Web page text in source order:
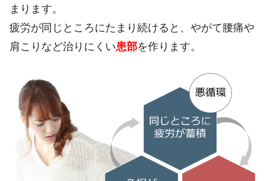
まります。
疲労が同じところにたまり続けると、やがて腰痛や
肩こりなど治りにくい患部を作ります。